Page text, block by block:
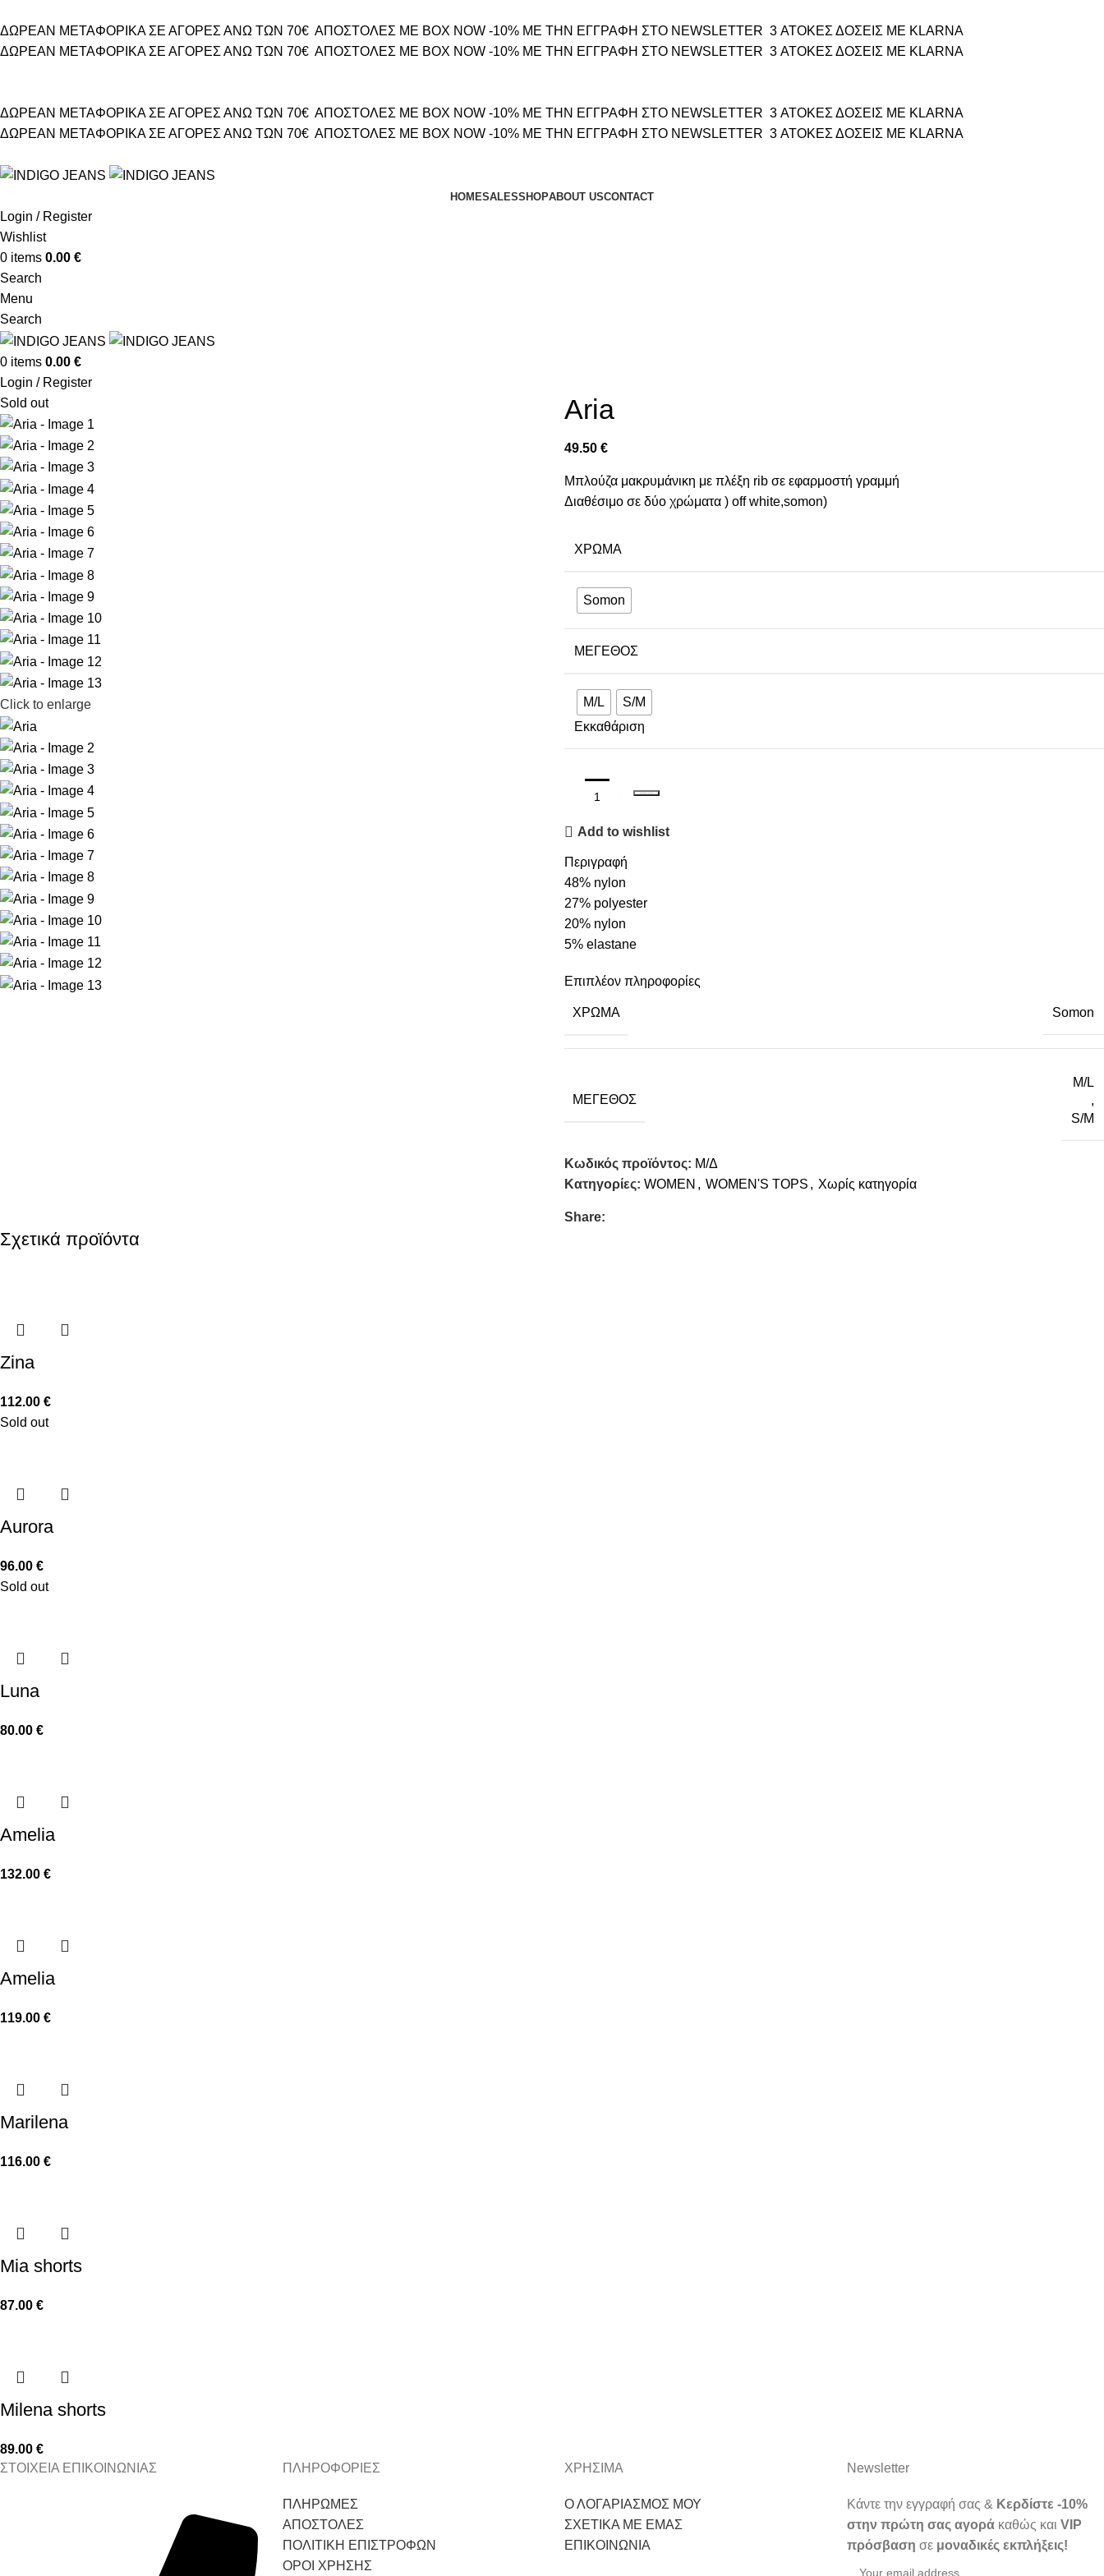
ΔΩΡΕΑΝ ΜΕΤΑΦΟΡΙΚΑ ΣΕ ΑΓΟΡΕΣ ΑΝΩ ΤΩΝ 70€ ΑΠΟΣΤΟΛΕΣ ΜΕ BOX NOW -10% ΜΕ ΤΗΝ ΕΓΓΡΑΦΗ ΣΤΟ NEWSLETTER 3 ΑΤΟΚΕΣ ΔΟΣΕΙΣ ΜΕ KLARNA
ΔΩΡΕΑΝ ΜΕΤΑΦΟΡΙΚΑ ΣΕ ΑΓΟΡΕΣ ΑΝΩ ΤΩΝ 70€ ΑΠΟΣΤΟΛΕΣ ΜΕ BOX NOW -10% ΜΕ ΤΗΝ ΕΓΓΡΑΦΗ ΣΤΟ NEWSLETTER 3 ΑΤΟΚΕΣ ΔΟΣΕΙΣ ΜΕ KLARNA
ΔΩΡΕΑΝ ΜΕΤΑΦΟΡΙΚΑ ΣΕ ΑΓΟΡΕΣ ΑΝΩ ΤΩΝ 70€ ΑΠΟΣΤΟΛΕΣ ΜΕ BOX NOW -10% ΜΕ ΤΗΝ ΕΓΓΡΑΦΗ ΣΤΟ NEWSLETTER 3 ΑΤΟΚΕΣ ΔΟΣΕΙΣ ΜΕ KLARNA
ΔΩΡΕΑΝ ΜΕΤΑΦΟΡΙΚΑ ΣΕ ΑΓΟΡΕΣ ΑΝΩ ΤΩΝ 70€ ΑΠΟΣΤΟΛΕΣ ΜΕ BOX NOW -10% ΜΕ ΤΗΝ ΕΓΓΡΑΦΗ ΣΤΟ NEWSLETTER 3 ΑΤΟΚΕΣ ΔΟΣΕΙΣ ΜΕ KLARNA
HOMESALESSHOPABOUT USCONTACT
Login / Register
Wishlist
0 items 0.00 €
Search
Menu
Search
0 items 0.00 €
Login / Register
Sold out
Click to enlarge
Aria
49.50 €
Μπλούζα μακρυμάνικη με πλέξη rib σε εφαρμοστή γραμμή
Διαθέσιμο σε δύο χρώματα ) off white,somon)
ΧΡΏΜΑ
Somon
ΜΈΓΕΘΟΣ
M/L
S/M
Εκκαθάριση
Add to wishlist
Περιγραφή
48% nylon
27% polyester
20% nylon
5% elastane
Επιπλέον πληροφορίες
ΧΡΏΜΑ Somon
ΜΈΓΕΘΟΣ
M/L
,
S/M
Κωδικός προϊόντος: Μ/Δ
Κατηγορίες: WOMEN , WOMEN'S TOPS , Χωρίς κατηγορία
Share:
Σχετικά προϊόντα
Zina
112.00 €
Sold out
Aurora
96.00 €
Sold out
Luna
80.00 €
Amelia
132.00 €
Amelia
119.00 €
Marilena
116.00 €
Mia shorts
87.00 €
Milena shorts
89.00 €
ΣΤΟΙΧΕΙΑ ΕΠΙΚΟΙΝΩΝΙΑΣ
ΠΛΗΡΟΦΟΡΙΕΣ
ΠΛΗΡΩΜΕΣ
ΑΠΟΣΤΟΛΕΣ
ΠΟΛΙΤΙΚΗ ΕΠΙΣΤΡΟΦΩΝ
ΟΡΟΙ ΧΡΗΣΗΣ
ΧΡΗΣΙΜΑ
Ο ΛΟΓΑΡΙΑΣΜΟΣ ΜΟΥ
ΣΧΕΤΙΚΑ ΜΕ ΕΜΑΣ
ΕΠΙΚΟΙΝΩΝΙΑ
Newsletter
Κάντε την εγγραφή σας & Κερδίστε -10%
στην πρώτη σας αγοράκαθώς και VIP
πρόσβαση σε μοναδικές εκπλήξεις!